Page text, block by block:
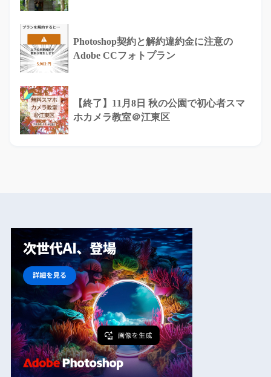
Photoshop契約と解約違約金に注意の
Adobe CCフォトプラン
【終了】11月8日 秋の公園で初心者スマ
ホカメラ教室＠江東区